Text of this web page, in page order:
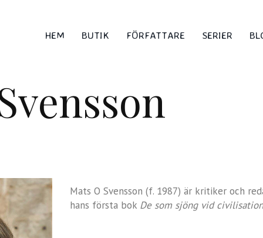
HEM BUTIK FÖRFATTARE SERIER
Mats O Svensson (f. 1987) är kritiker och
hans första bok De som sjöng vid